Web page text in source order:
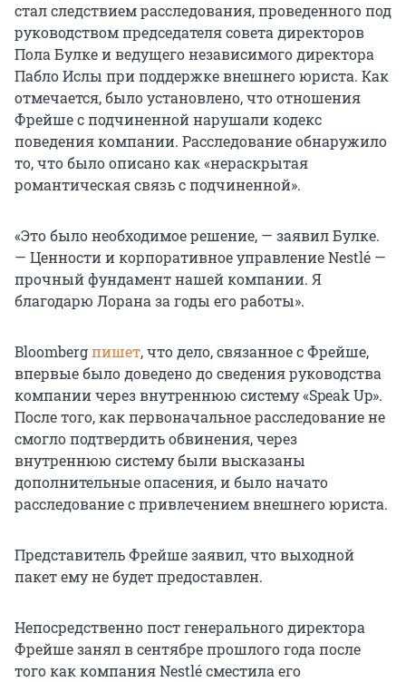
стал следствием расследования, проведенного под
руководством председателя совета директоров
Пола Булке и ведущего независимого директора
Пабло Ислы при поддержке внешнего юриста. Как
отмечается, было установлено, что отношения
Фрейше с подчиненной нарушали кодекс
поведения компании. Расследование обнаружило
то, что было описано как «нераскрытая
романтическая связь с подчиненной».
«Это было необходимое решение, — заявил Булке.
— Ценности и корпоративное управление Nestlé —
прочный фундамент нашей компании. Я
благодарю Лорана за годы его работы».
Bloombergпишет, что дело, связанное с Фрейше,
впервые было доведено до сведения руководства
компании через внутреннюю систему «Speak Up».
После того, как первоначальное расследование не
смогло подтвердить обвинения, через
внутреннюю систему были высказаны
дополнительные опасения, и было начато
расследование с привлечением внешнего юриста.
Представитель Фрейше заявил, что выходной
пакет ему не будет предоставлен.
Непосредственно пост генерального директора
Фрейше занял в сентябре прошлого года после
того как компания Nestlé сместила его